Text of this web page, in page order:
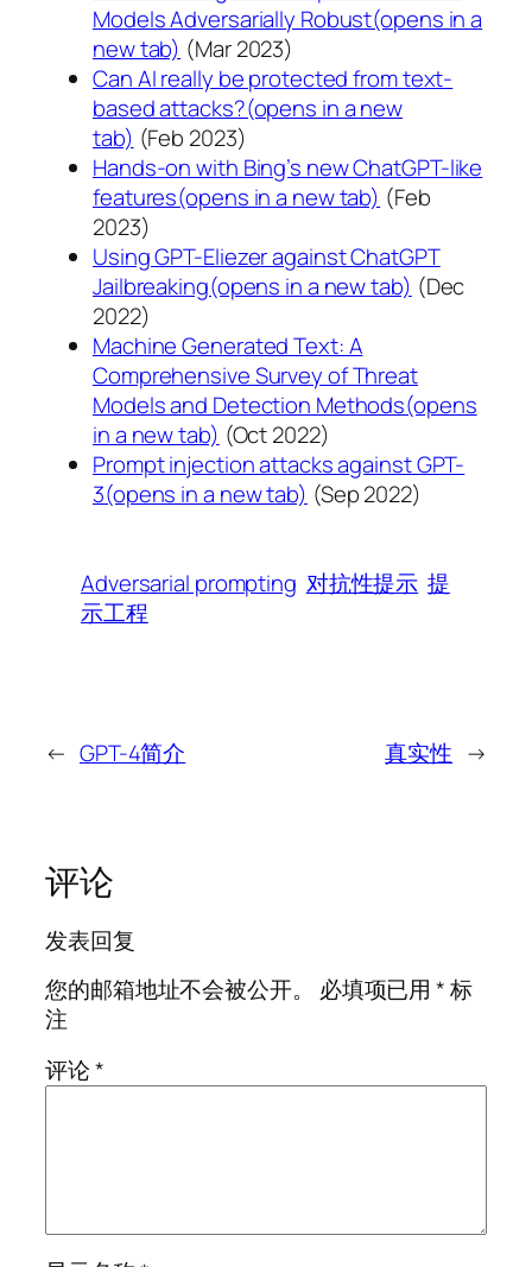
Models Adversarially Robust(opens in a
new tab) (Mar 2023)
Can AI really be protected from text-
based attacks?(opens in a new
tab) (Feb 2023)
Hands-on with Bing’s new ChatGPT-like
features(opens in a new tab) (Feb
2023)
Using GPT-Eliezer against ChatGPT
Jailbreaking(opens in a new tab) (Dec
2022)
Machine Generated Text: A
Comprehensive Survey of Threat
Models and Detection Methods(opens
in a new tab) (Oct 2022)
Prompt injection attacks against GPT-
3(opens in a new tab) (Sep 2022)
Adversarial prompting 对抗性提示 提
示工程
← GPT-4简介 真实性 →
评论
发表回复
您的邮箱地址不会被公开。
必填项已用*标
注
评论*